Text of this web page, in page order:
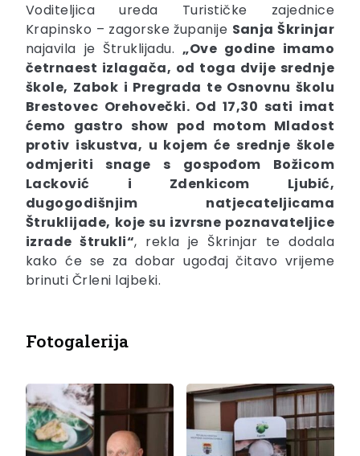
Voditeljica ureda Turističke zajednice
Krapinsko – zagorske županije Sanja Škrinjar
najavila je Štruklijadu.„Ove godine imamo
četrnaest izlagača, od toga dvije srednje
škole, Zabok i Pregrada te Osnovnu školu
Brestovec Orehovečki. Od 17,30 sati imat
ćemo gastro show pod motom Mladost
protiv iskustva, u kojem će srednje škole
odmjeriti snage s gospođom Božicom
Lacković i Zdenkicom Ljubić,
dugogodišnjim natjecateljicama
Štruklijade, koje su izvrsne poznavateljice
izrade štrukli“, rekla je Škrinjar te dodala
kako će se za dobar ugođaj čitavo vrijeme
brinuti Črleni lajbeki.
Fotogalerija